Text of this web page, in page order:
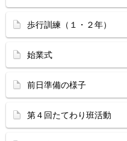
歩行訓練（１・２年）
始業式
前日準備の様子
第４回たてわり班活動